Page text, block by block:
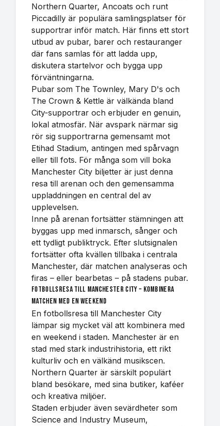
Northern Quarter, Ancoats och runt
Piccadilly är populära samlingsplatser för
supportrar inför match. Här finns ett stort
utbud av pubar, barer och restauranger
där fans samlas för att ladda upp,
diskutera startelvor och bygga upp
förväntningarna.
Pubar som The Townley, Mary D's och
The Crown & Kettle är välkända bland
City-supportrar och erbjuder en genuin,
lokal atmosfär. När avspark närmar sig
rör sig supportrarna gemensamt mot
Etihad Stadium, antingen med spårvagn
eller till fots. För många som vill boka
Manchester City biljetter är just denna
resa till arenan och den gemensamma
uppladdningen en central del av
upplevelsen.
Inne på arenan fortsätter stämningen att
byggas upp med inmarsch, sånger och
ett tydligt publiktryck. Efter slutsignalen
fortsätter ofta kvällen tillbaka i centrala
Manchester, där matchen analyseras och
firas – eller bearbetas – på stadens pubar.
Fotbollsresa till Manchester City – kombinera
matchen med en weekend
En fotbollsresa till Manchester City
lämpar sig mycket väl att kombinera med
en weekend i staden. Manchester är en
stad med stark industrihistoria, ett rikt
kulturliv och en välkänd musikscen.
Northern Quarter är särskilt populärt
bland besökare, med sina butiker, kaféer
och kreativa miljöer.
Staden erbjuder även sevärdheter som
Science and Industry Museum,